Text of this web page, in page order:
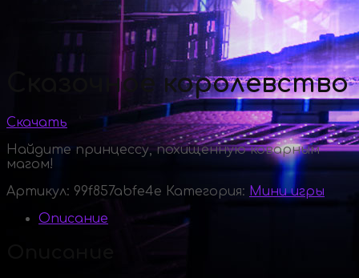
Сказочное королевство
Скачать
Найдите принцессу, похищенную коварным
магом!
Артикул: 99f857abfe4e Категория: Мини игры
Описание